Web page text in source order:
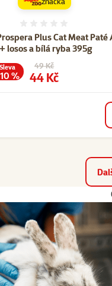
Plus Cat Meat Paté
losos a bílá ryba 395g
Původní cena
49 Kč
Cena
44 Kč
Sleva
%